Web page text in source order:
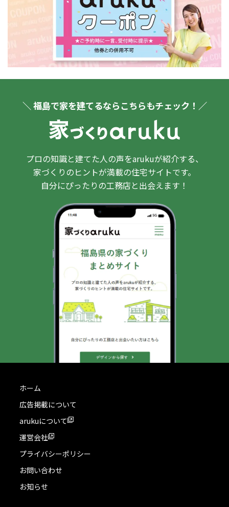
＼ 福島で家を建てるならこちらもチェック！／
プロの知識と建てた人の声をarukuが紹介する、
家づくりのヒントが満載の住宅サイトです。
自分にぴったりの工務店と出会えます！
ホーム
広告掲載について
arukuについて
運営会社
プライバシーポリシー
お問い合わせ
お知らせ